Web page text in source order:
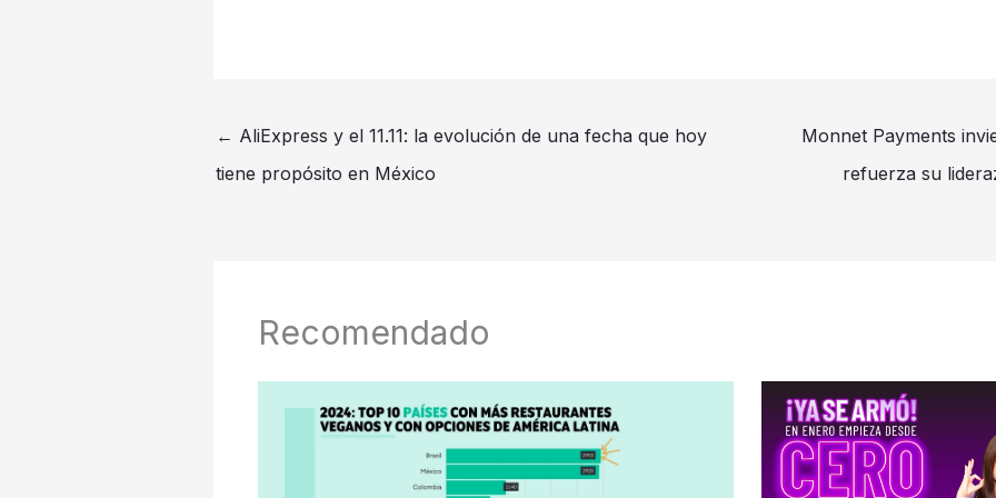
← AliExpress y el 11.11: la evolución de una fecha que hoy
tiene propósito en México
Monnet Payments
refuerza su
Recomendado